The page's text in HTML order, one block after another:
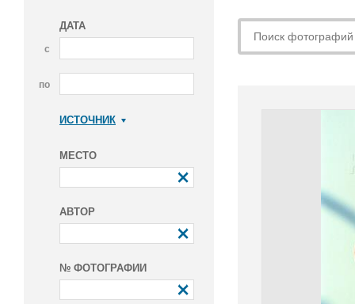
ДАТА
с
по
ИСТОЧНИК
МЕСТО
АВТОР
№ ФОТОГРАФИИ